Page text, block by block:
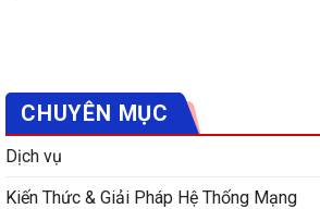
CHUYÊN MỤC
Dịch vụ
Kiến Thức & Giải Pháp Hệ Thống Mạng